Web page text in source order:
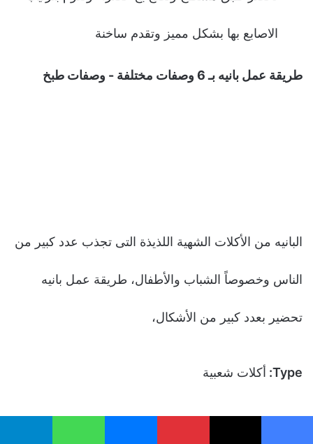
الاصابع بها بشكل ممیز وتقدم ساخنة
طريقة عمل بانيه بـ 6 وصفات مختلفة - وصفات طبخ
البانیه من الأكلات الشهیة اللذیذة التى تجذب عدد كبیر من
الناس وخصوصاً الشباب والأطفال، طريقة عمل بانيه
تحضير بعدد كبیر من الأشكال،
Type: أكلات شعبية